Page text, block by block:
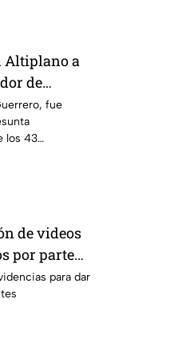
Altiplano a
de
fue
los 43
de videos
por parte
FGR
para dar